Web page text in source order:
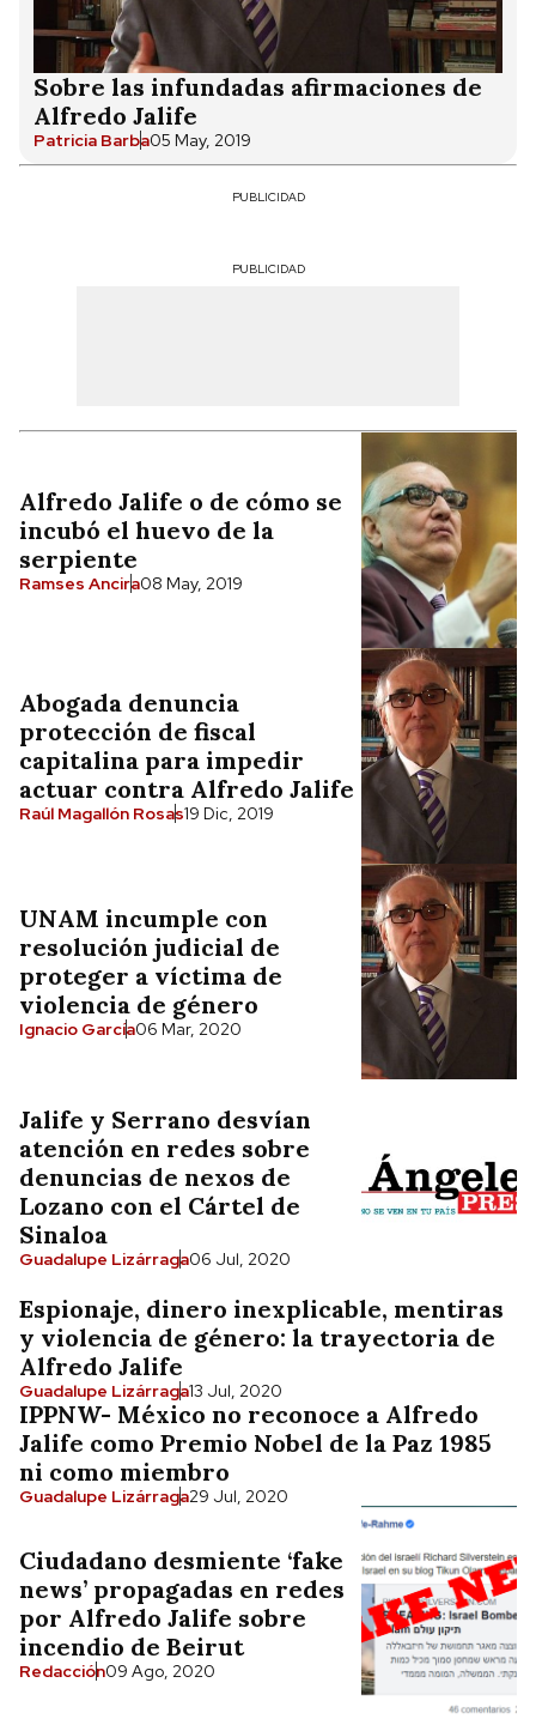
Sobre las infundadas afirmaciones de
Alfredo Jalife
Patricia Barba05 May, 2019
PUBLICIDAD
PUBLICIDAD
Alfredo Jalife o de cómo se
incubó el huevo de la
serpiente
Ramses Ancira08 May, 2019
Abogada denuncia
protección de fiscal
capitalina para impedir
actuar contra Alfredo Jalife
Raúl Magallón Rosas19 Dic, 2019
UNAM incumple con
resolución judicial de
proteger a víctima de
violencia de género
Ignacio García06 Mar, 2020
Jalife y Serrano desvían
atención en redes sobre
denuncias de nexos de
Lozano con el Cártel de
Sinaloa
Guadalupe Lizárraga06 Jul, 2020
Espionaje, dinero inexplicable, mentiras
y violencia de género: la trayectoria de
Alfredo Jalife
Guadalupe Lizárraga13 Jul, 2020
IPPNW- México no reconoce a Alfredo
Jalife como Premio Nobel de la Paz 1985
ni como miembro
Guadalupe Lizárraga29 Jul, 2020
Ciudadano desmiente ‘fake
news’ propagadas en redes
por Alfredo Jalife sobre
incendio de Beirut
Redacción09 Ago, 2020